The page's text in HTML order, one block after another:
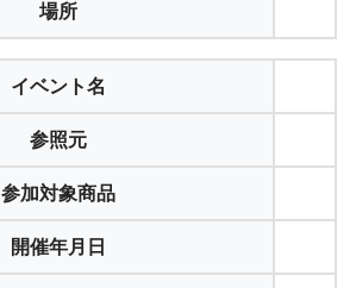
場所
イベント名
参照元
参加対象商品
開催年月日